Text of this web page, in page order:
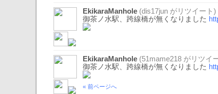
EkikaraManhole (dis17jun がリツイート)
御茶ノ水駅、跨線橋が無くなりました
EkikaraManhole (51mame218 がリツイ
御茶ノ水駅、跨線橋が無くなりました
« 前ページへ